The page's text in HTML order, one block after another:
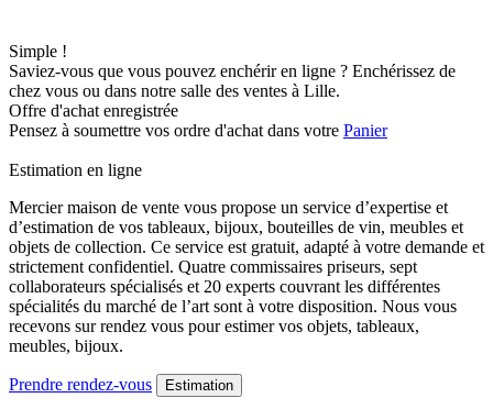
Simple !
Saviez-vous que vous pouvez enchérir en ligne ? Enchérissez de
chez vous ou dans notre salle des ventes à Lille.
Offre d'achat enregistrée
Pensez à soumettre vos ordre d'achat dans votre Panier
Estimation en ligne
Mercier maison de vente vous propose un service d’expertise et
d’estimation de vos tableaux, bijoux, bouteilles de vin, meubles et
objets de collection. Ce service est gratuit, adapté à votre demande et
strictement confidentiel. Quatre commissaires priseurs, sept
collaborateurs spécialisés et 20 experts couvrant les différentes
spécialités du marché de l’art sont à votre disposition. Nous vous
recevons sur rendez vous pour estimer vos objets, tableaux,
meubles, bijoux.
Prendre rendez-vous Estimation